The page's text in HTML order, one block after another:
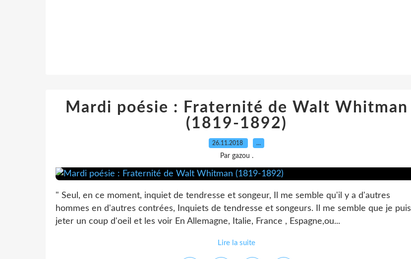
Mardi poésie : Fraternité de Walt Whitman
(1819-1892)
26.11.2018 …
Par gazou .
" Seul, en ce moment, inquiet de tendresse et songeur, Il me semble qu'il y a d'autres
hommes en d'autres contrées, Inquiets de tendresse et songeurs. Il me semble que je puis
jeter un coup d'oeil et les voir En Allemagne, Italie, France , Espagne,ou...
Lire la suite